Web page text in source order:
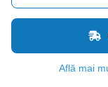
Află mai